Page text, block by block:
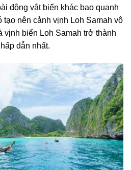
động vật biển khác bao quanh
tạo nên cảnh vịnh Loh Samah vô
vịnh biển Loh Samah trở thành
dẫn nhất.